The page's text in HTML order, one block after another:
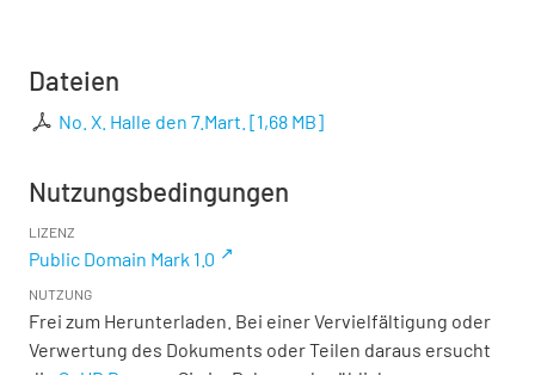
Dateien
No. X. Halle den 7.Mart. [1,68 MB]
Nutzungsbedingungen
LIZENZ
Public Domain Mark 1.0
NUTZUNG
Frei zum Herunterladen. Bei einer Vervielfältigung oder
Verwertung des Dokuments oder Teilen daraus ersucht